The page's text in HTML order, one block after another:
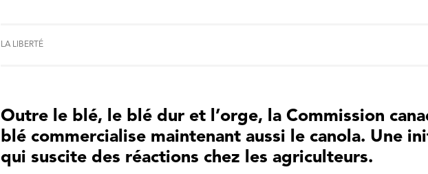
LA LIBERTÉ
Outre le blé, le blé dur et l’orge, la Commission
blé commercialise maintenant aussi le canola. Une
qui suscite des réactions chez les agriculteurs.